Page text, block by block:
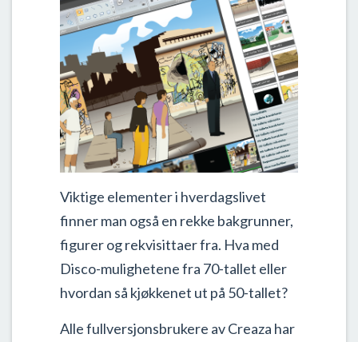
Viktige elementer i hverdagslivet
finner man også en rekke bakgrunner,
figurer og rekvisittaer fra. Hva med
Disco-mulighetene fra 70-tallet eller
hvordan så kjøkkenet ut på 50-tallet?
Alle fullversjonsbrukere av Creaza har